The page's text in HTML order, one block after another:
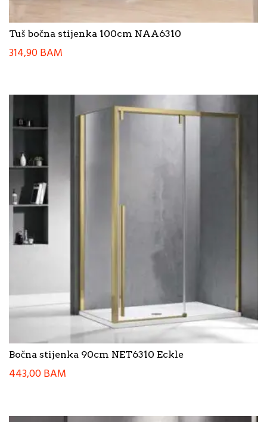
Tuš bočna stijenka 100cm NAA6310
314,90BAM
Bočna stijenka 90cm NET6310 Eckle
443,00BAM